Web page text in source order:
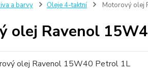
a barvy Oleje 4-taktní Motorový olej
olej Ravenol